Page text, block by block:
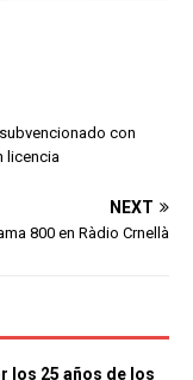
con
licencia
NEXT
800 en Ràdio Crnellà
los 25 años de los